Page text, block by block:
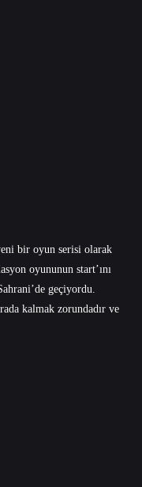
bir oyun serisi olarak
oyununun start’ını
geçiyordu.
kalmak zorundadır ve